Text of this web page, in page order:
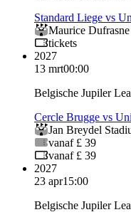
Standard Liege vs
Maurice
tickets
2027
13 mrt00:00
Belgische Jupiler
Cercle Brugge vs
Jan Breydel
vanaf £ 39
vanaf £ 39
2027
23 apr15:00
Belgische Jupiler